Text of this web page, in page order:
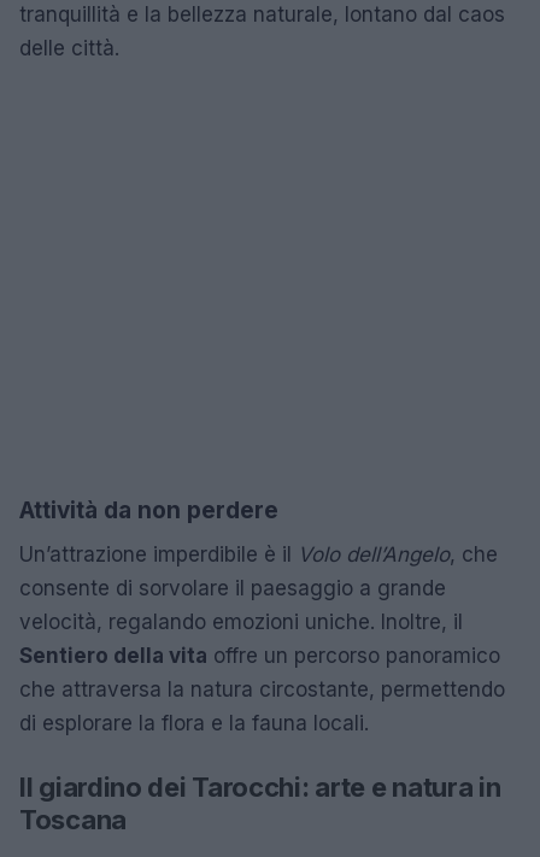
tranquillità e la bellezza naturale, lontano dal caos
delle città.
Attività da non perdere
Un’attrazione imperdibile è il Volo dell’Angelo, che
consente di sorvolare il paesaggio a grande
velocità, regalando emozioni uniche. Inoltre, il
Sentiero della vita offre un percorso panoramico
che attraversa la natura circostante, permettendo
di esplorare la flora e la fauna locali.
Il giardino dei Tarocchi: arte e natura in
Toscana